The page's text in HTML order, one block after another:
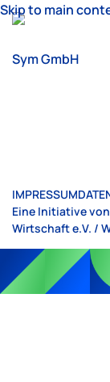
Skip to main
Sym GmbH
IMPRESSUM
Eine Initiative
Wirtschaft e.V. /